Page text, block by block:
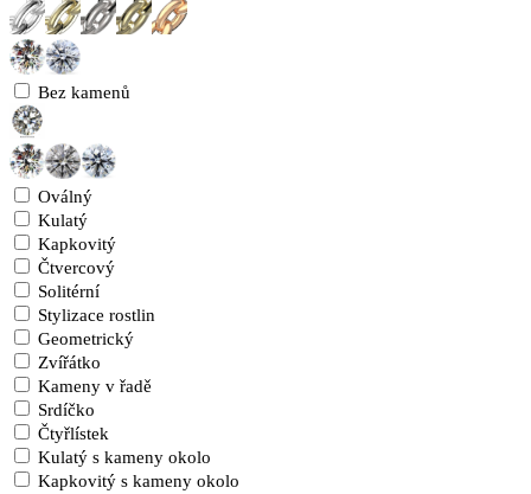
Bez kamenů
Oválný
Kulatý
Kapkovitý
Čtvercový
Solitérní
Stylizace rostlin
Geometrický
Zvířátko
Kameny v řadě
Srdíčko
Čtyřlístek
Kulatý s kameny okolo
Kapkovitý s kameny okolo